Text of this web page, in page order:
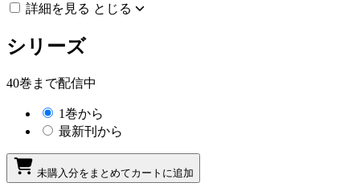
詳細を見る とじる
シリーズ
40巻まで配信中
1巻から
最新刊から
未購入分をまとめてカートに追加